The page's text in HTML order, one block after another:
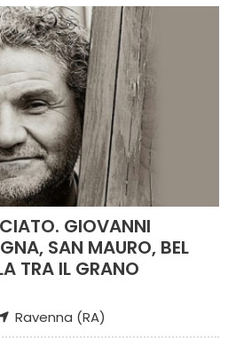
GIOVANNI
SAN MAURO, BEL
TRA IL GRANO
Ravenna (RA)